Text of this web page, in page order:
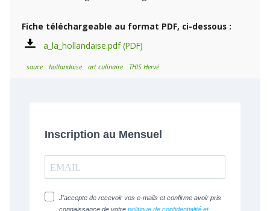
Fiche téléchargeable au format PDF, ci-dessous :
a_la_hollandaise.pdf
sauce hollandaise art culinaire THIS Hervé